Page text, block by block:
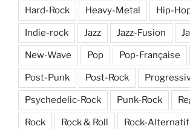
Hard-Rock Heavy-Metal Hip-
Indie-rock Jazz Jazz-Fusion
New-Wave Pop Pop-Française
Post-Punk Post-Rock
Psychedelic-Rock Punk-Rock
Rock Rock & Roll Rock-Alternatif